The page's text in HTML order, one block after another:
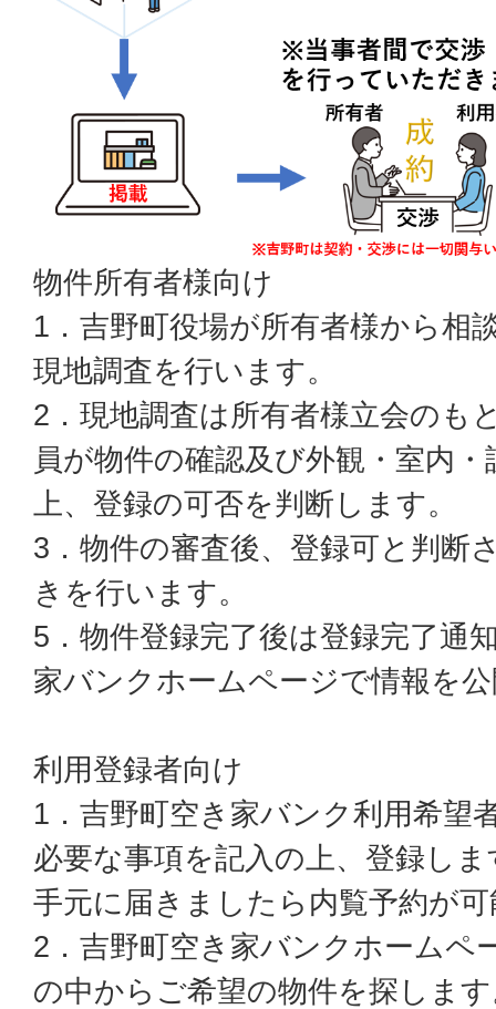
物件所有者様向け
1．吉野町役場が所有者様から相
現地調査を行います。
2．現地調査は所有者様立会のも
員が物件の確認及び外観・室内
上、登録の可否を判断します。
3．物件の審査後、登録可と判断
きを行います。
5．物件登録完了後は登録完了通
家バンクホームページで情報を
利用登録者向け
1．吉野町空き家バンク利用希望
必要な事項を記入の上、登録し
手元に届きましたら内覧予約が
2．吉野町空き家バンクホームペ
の中からご希望の物件を探しま